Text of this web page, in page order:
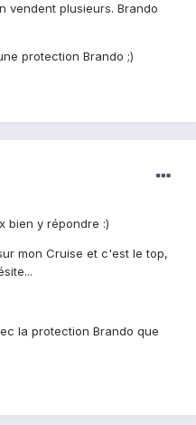
vendent plusieurs. Brando
protection Brando ;)
bien y répondre :)
mon Cruise et c'est le top,
la protection Brando que